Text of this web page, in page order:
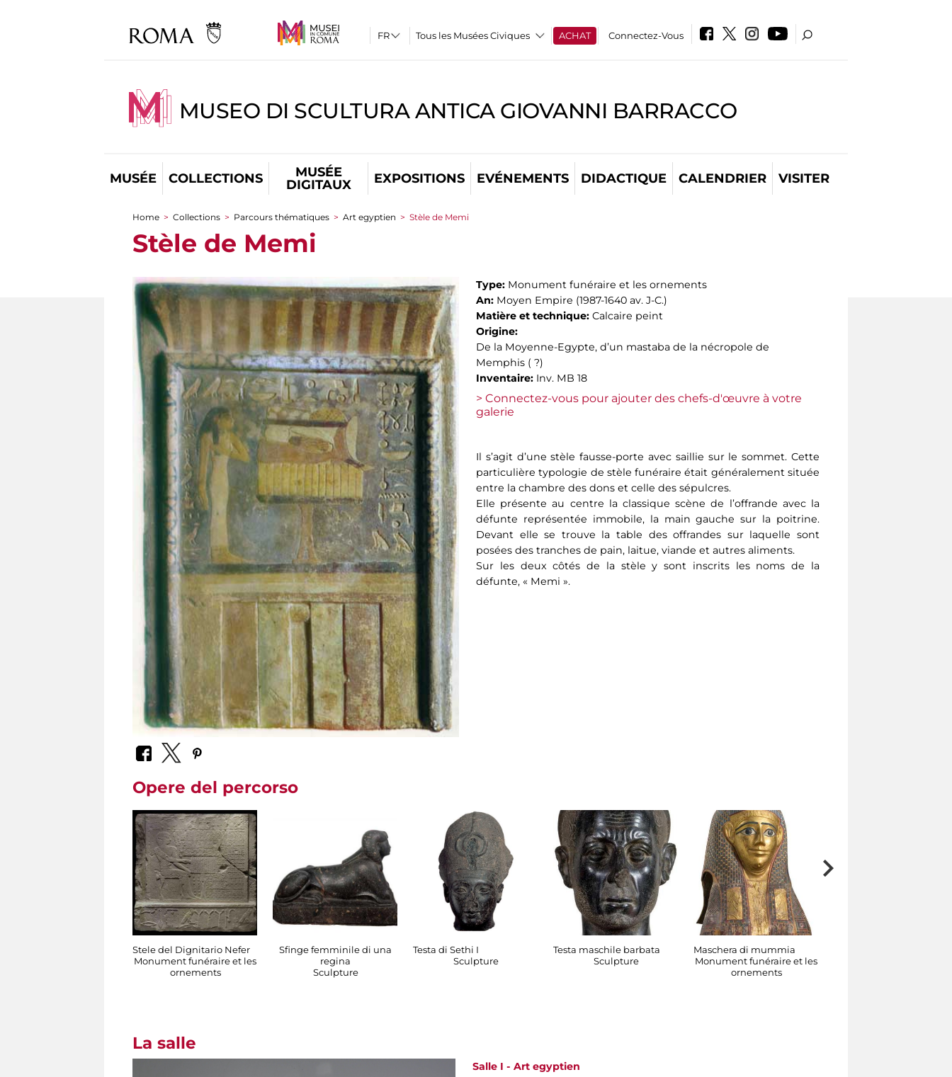
Tous les Musées Civiques ACHAT Connectez-Vous
MUSEO DI SCULTURA ANTICA GIOVANNI BARRACCO
MUSÉE COLLECTIONS
MUSÉE
DIGITAUX
EXPOSITIONS EVÉNEMENTS DIDACTIQUE CALENDRIER VISITER
You are here
Home > Collections > Parcours thématiques > Art egyptien > Stèle de Memi
Stèle de Memi
Type: Monument funéraire et les ornements
An: Moyen Empire (1987-1640 av. J-C.)
Matière et technique: Calcaire peint
Origine:
De la Moyenne-Egypte, d’un mastaba de la nécropole de
Memphis ( ?)
Inventaire: Inv. MB 18
> Connectez-vous pour ajouter des chefs-d'œuvre à votre
galerie
Il s’agit d’une stèle fausse-porte avec saillie sur le sommet. Cette
particulière typologie de stèle funéraire était généralement située
entre la chambre des dons et celle des sépulcres.
Elle présente au centre la classique scène de l’offrande avec la
défunte représentée immobile, la main gauche sur la poitrine.
Devant elle se trouve la table des offrandes sur laquelle sont
posées des tranches de pain, laitue, viande et autres aliments.
Sur les deux côtés de la stèle y sont inscrits les noms de la
défunte, « Memi ».
Opere del percorso
Stele del Dignitario Nefer
Monument funéraire et les
ornements
Sfinge femminile di una
regina
Sculpture
Testa di Sethi I
Sculpture
Testa maschile barbata
Sculpture
Maschera di mummia
Monument funéraire et les
ornements
La salle
Salle I - Art egyptien